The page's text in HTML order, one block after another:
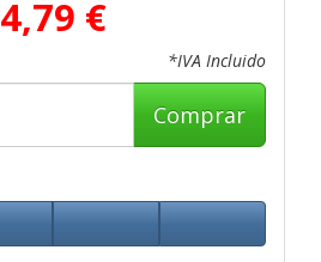
4,79 €
*IVA Incluido
Comprar